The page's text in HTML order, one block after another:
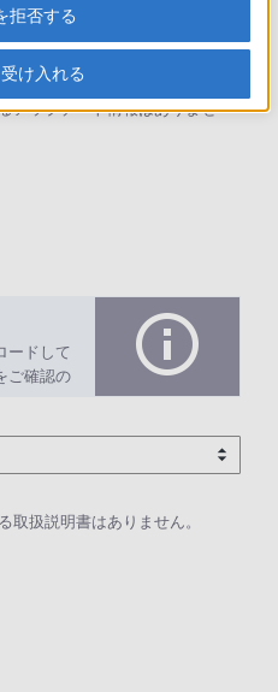
アップデート情報はありませ
ードして
ご確認の
扱説明書はありません。
拒否する
け入れる